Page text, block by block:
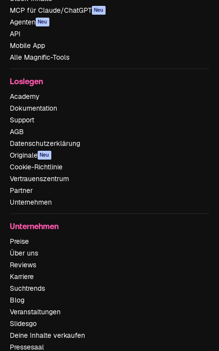
MCP für Claude/ChatGPT Neu
Agenten Neu
API
Mobile App
Alle Magnific-Tools
Loslegen
Academy
Dokumentation
Support
AGB
Datenschutzerklärung
Originale Neu
Cookie-Richtlinie
Vertrauenszentrum
Partner
Unternehmen
Unternehmen
Preise
Über uns
Reviews
Karriere
Suchtrends
Blog
Veranstaltungen
Slidesgo
Deine Inhalte verkaufen
Pressesaal